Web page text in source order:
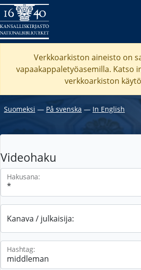
Verkkoarkiston aineisto on
vapaakappaletyöasemilla. Katso
verkkoarkiston
Suomeksi ― På svenska ― In English
Videohaku
Hakusana:
Kanava / julkaisija:
Hashtag: